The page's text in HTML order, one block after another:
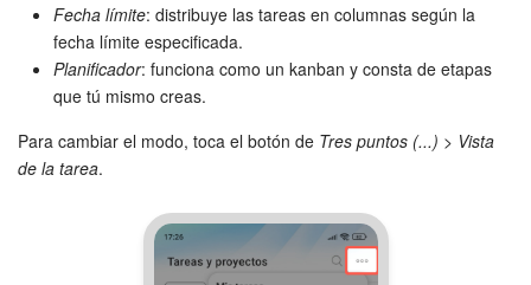
Fecha límite: distribuye las tareas en columnas según la
fecha límite especificada.
Planificador: funciona como un kanban y consta de etapas
que tú mismo creas.
Para cambiar el modo, toca el botón de Tres puntos (...) > Vista
de la tarea.